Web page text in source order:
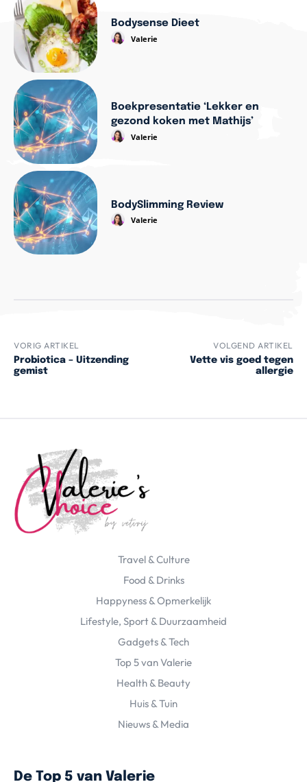
Bodysense Dieet
Valerie
Boekpresentatie ‘Lekker en
gezond koken met Mathijs’
Valerie
BodySlimming Review
Valerie
VORIG ARTIKEL
Probiotica – Uitzending
gemist
VOLGEND ARTIKEL
Vette vis goed tegen
allergie
Travel & Culture
Food & Drinks
Happyness & Opmerkelijk
Lifestyle, Sport & Duurzaamheid
Gadgets & Tech
Top 5 van Valerie
Health & Beauty
Huis & Tuin
Nieuws & Media
De Top 5 van Valerie